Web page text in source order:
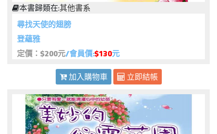
本書歸類在:其他書系
尋找天使的翅膀
登蘊雅
定價：$200元/會員價:$130元
加入購物車
立即結帳